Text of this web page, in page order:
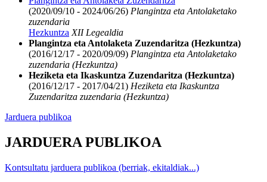
(2020/09/10 - 2024/06/26) Plangintza eta Antolaketako
zuzendaria
Hezkuntza XII Legealdia
Plangintza eta Antolaketa Zuzendaritza (Hezkuntza)
(2016/12/17 - 2020/09/09) Plangintza eta Antolaketako
zuzendaria (Hezkuntza)
Heziketa eta Ikaskuntza Zuzendaritza (Hezkuntza)
(2016/12/17 - 2017/04/21) Heziketa eta Ikaskuntza
Zuzendaritza zuzendaria (Hezkuntza)
Jarduera publikoa
JARDUERA PUBLIKOA
Kontsultatu jarduera publikoa (berriak, ekitaldiak...)